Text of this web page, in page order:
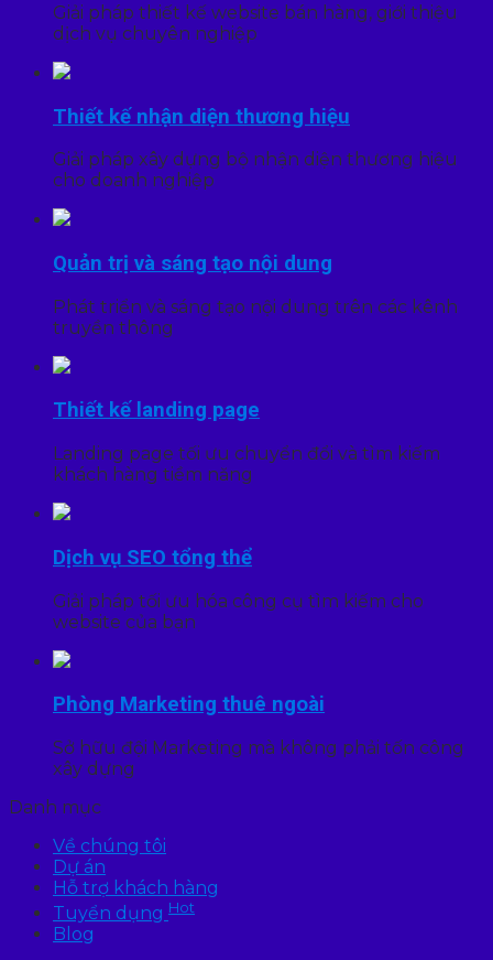
Giải pháp thiết kế website bán hàng, giới thiệu
dịch vụ chuyên nghiệp
Thiết kế nhận diện thương hiệu
Giải pháp xây dựng bộ nhận diện thương hiệu
cho doanh nghiệp
Quản trị và sáng tạo nội dung
Phát triển và sáng tạo nội dung trên các kênh
truyền thông
Thiết kế landing page
Landing page tối ưu chuyển đổi và tìm kiếm
khách hàng tiềm năng
Dịch vụ SEO tổng thể
Giải pháp tối ưu hóa công cụ tìm kiếm cho
website của bạn
Phòng Marketing thuê ngoài
Sở hữu đội Marketing mà không phải tốn công
xây dựng
Danh mục
Về chúng tôi
Dự án
Hỗ trợ khách hàng
Tuyển dụng Hot
Blog